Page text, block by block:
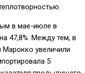
в мае-июле в
47,8%. Между тем, в
увеличили
5